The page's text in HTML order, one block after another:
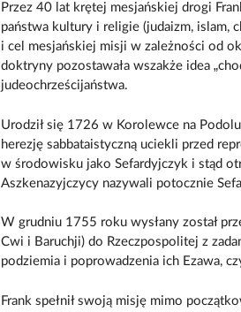
Przez 40 lat krętej mesjańskiej drogi
państwa kultury i religie (judaizm, islam,
i cel mesjańskiej misji w zależności od
doktryny pozostawała wszakże idea
judeochrześcijaństwa.
Urodził się 1726 w Korolewce na
herezję sabbataistyczną uciekli przed
w środowisku jako Sefardyjczyk i stąd
Aszkenazyjczycy nazywali potocznie
W grudniu 1755 roku wysłany został
Cwi i Baruchji) do Rzeczpospolitej z
podziemia i poprowadzenia ich Ezawa,
Frank spełnił swoją misję mimo